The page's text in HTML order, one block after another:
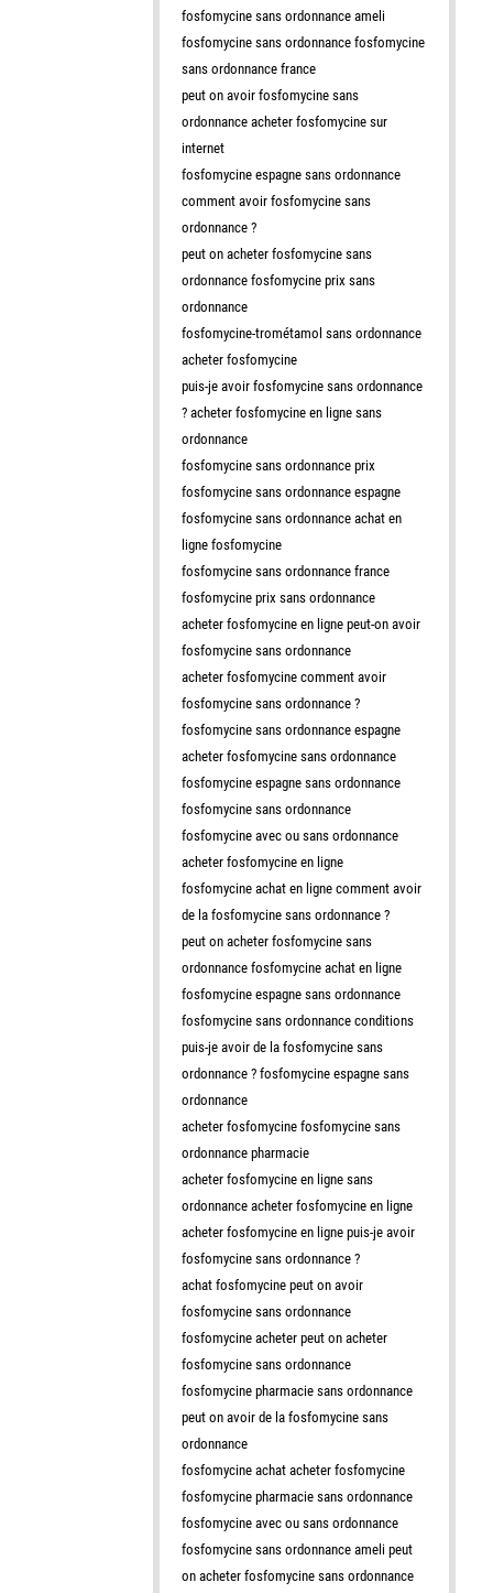
fosfomycine sans ordonnance ameli
fosfomycine sans ordonnance fosfomycine
sans ordonnance france
peut on avoir fosfomycine sans
ordonnance acheter fosfomycine sur
internet
fosfomycine espagne sans ordonnance
comment avoir fosfomycine sans
ordonnance ?
peut on acheter fosfomycine sans
ordonnance fosfomycine prix sans
ordonnance
fosfomycine-trométamol sans ordonnance
acheter fosfomycine
puis-je avoir fosfomycine sans ordonnance
? acheter fosfomycine en ligne sans
ordonnance
fosfomycine sans ordonnance prix
fosfomycine sans ordonnance espagne
fosfomycine sans ordonnance achat en
ligne fosfomycine
fosfomycine sans ordonnance france
fosfomycine prix sans ordonnance
acheter fosfomycine en ligne peut-on avoir
fosfomycine sans ordonnance
acheter fosfomycine comment avoir
fosfomycine sans ordonnance ?
fosfomycine sans ordonnance espagne
acheter fosfomycine sans ordonnance
fosfomycine espagne sans ordonnance
fosfomycine sans ordonnance
fosfomycine avec ou sans ordonnance
acheter fosfomycine en ligne
fosfomycine achat en ligne comment avoir
de la fosfomycine sans ordonnance ?
peut on acheter fosfomycine sans
ordonnance fosfomycine achat en ligne
fosfomycine espagne sans ordonnance
fosfomycine sans ordonnance conditions
puis-je avoir de la fosfomycine sans
ordonnance ? fosfomycine espagne sans
ordonnance
acheter fosfomycine fosfomycine sans
ordonnance pharmacie
acheter fosfomycine en ligne sans
ordonnance acheter fosfomycine en ligne
acheter fosfomycine en ligne puis-je avoir
fosfomycine sans ordonnance ?
achat fosfomycine peut on avoir
fosfomycine sans ordonnance
fosfomycine acheter peut on acheter
fosfomycine sans ordonnance
fosfomycine pharmacie sans ordonnance
peut on avoir de la fosfomycine sans
ordonnance
fosfomycine achat acheter fosfomycine
fosfomycine pharmacie sans ordonnance
fosfomycine avec ou sans ordonnance
fosfomycine sans ordonnance ameli peut
on acheter fosfomycine sans ordonnance